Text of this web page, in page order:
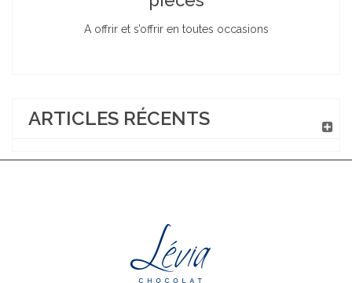
A offrir et s’offrir en toutes occasions
ARTICLES RÉCENTS